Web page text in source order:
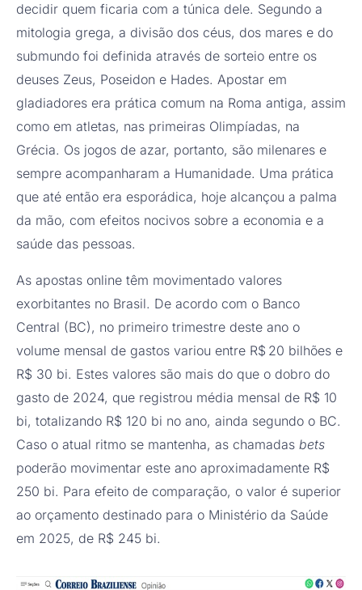
decidir quem ficaria com a túnica dele. Segundo a
mitologia grega, a divisão dos céus, dos mares e do
submundo foi definida através de sorteio entre os
deuses Zeus, Poseidon e Hades. Apostar em
gladiadores era prática comum na Roma antiga, assim
como em atletas, nas primeiras Olimpíadas, na
Grécia. Os jogos de azar, portanto, são milenares e
sempre acompanharam a Humanidade. Uma prática
que até então era esporádica, hoje alcançou a palma
da mão, com efeitos nocivos sobre a economia e a
saúde das pessoas.
As apostas online têm movimentado valores
exorbitantes no Brasil. De acordo com o Banco
Central (BC), no primeiro trimestre deste ano o
volume mensal de gastos variou entre R$ 20 bilhões e
R$ 30 bi. Estes valores são mais do que o dobro do
gasto de 2024, que registrou média mensal de R$ 10
bi, totalizando R$ 120 bi no ano, ainda segundo o BC.
Caso o atual ritmo se mantenha, as chamadas bets
poderão movimentar este ano aproximadamente R$
250 bi. Para efeito de comparação, o valor é superior
ao orçamento destinado para o Ministério da Saúde
em 2025, de R$ 245 bi.